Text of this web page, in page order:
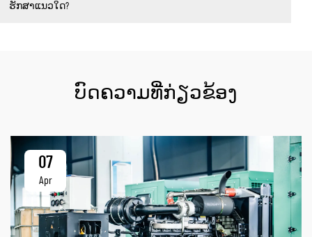
ຮັກສາແນວໃດ?
ບົດຄວາມທີ່ກ່ຽວຂ້ອງ
07
Apr